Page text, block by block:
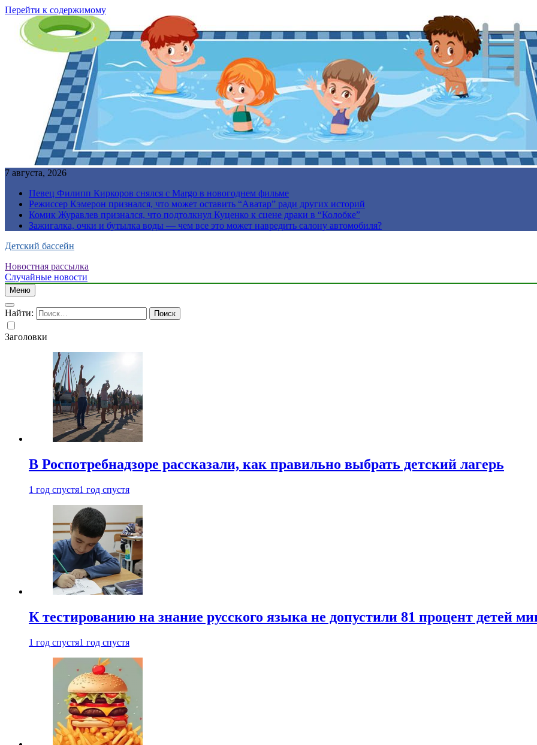
Перейти к содержимому
7 августа, 2026
Певец Филипп Киркоров снялся с Margo в новогоднем фильме
Режиссер Кэмерон признался, что может оставить “Аватар” ради других историй
Комик Журавлев признался, что подтолкнул Куценко к сцене драки в “Колобке”
Зажигалка, очки и бутылка воды — чем все это может навредить салону автомобиля?
Детский бассейн
Новостная рассылка
Случайные новости
Меню
Найти:
Заголовки
В Роспотребнадзоре рассказали, как правильно выбрать детский лагерь
1 год спустя1 год спустя
К тестированию на знание русского языка не допустили 81 процент детей
1 год спустя1 год спустя